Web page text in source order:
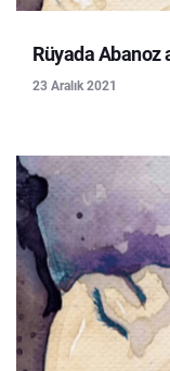
Rüyada Abanoz
23 Aralık 2021